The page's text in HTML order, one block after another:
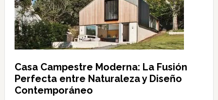
Casa Campestre Moderna: La Fusión
Perfecta entre Naturaleza y Diseño
Contemporáneo